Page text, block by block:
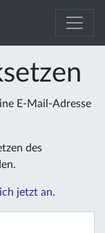
E-Mail-Adresse
des
jetzt an.